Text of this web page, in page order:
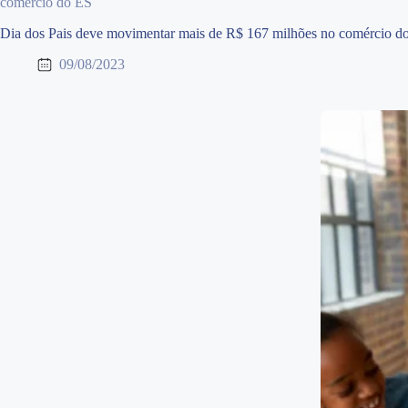
Dia dos Pais deve movimentar mais de R$ 167 milhões no comércio
09/08/2023